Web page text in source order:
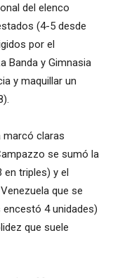
del elenco
(4-5 desde
por el
Banda y Gimnasia
y maquillar un
marcó claras
se sumó la
triples) y el
que se
4 unidades)
que suele